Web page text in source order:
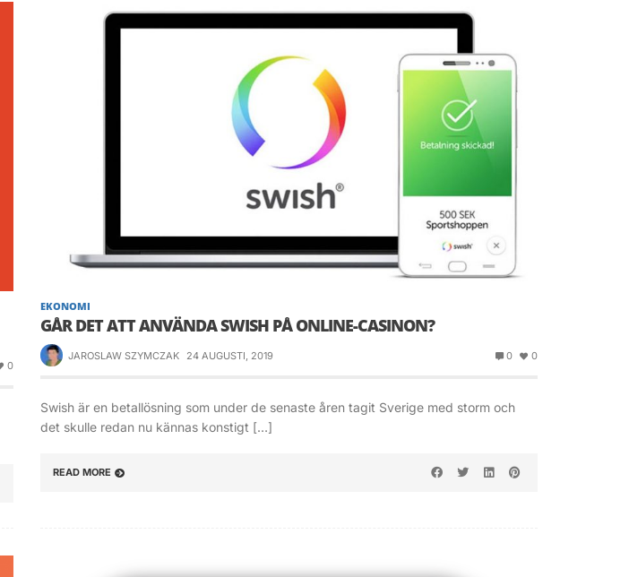
0
EKONOMI
GÅR DET ATT ANVÄNDA SWISH PÅ ONLINE-CASINON?
JAROSLAW SZYMCZAK 24 AUGUSTI, 2019 0 0
Swish är en betallösning som under de senaste åren tagit Sverige med storm och
det skulle redan nu kännas konstigt […]
READ MORE